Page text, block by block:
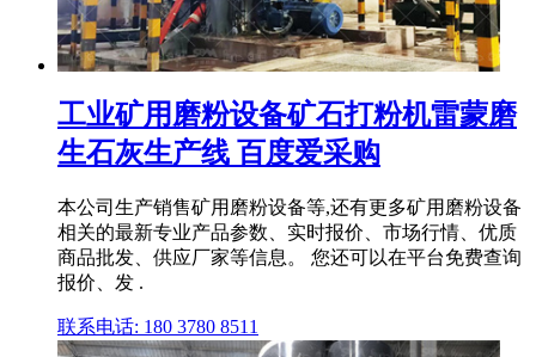
工业矿用磨粉设备矿石打粉机雷蒙磨
生石灰生产线 百度爱采购
本公司生产销售矿用磨粉设备等,还有更多矿用磨粉设备
相关的最新专业产品参数、实时报价、市场行情、优质
商品批发、供应厂家等信息。 您还可以在平台免费查询
报价、发 .
联系电话: 180 3780 8511